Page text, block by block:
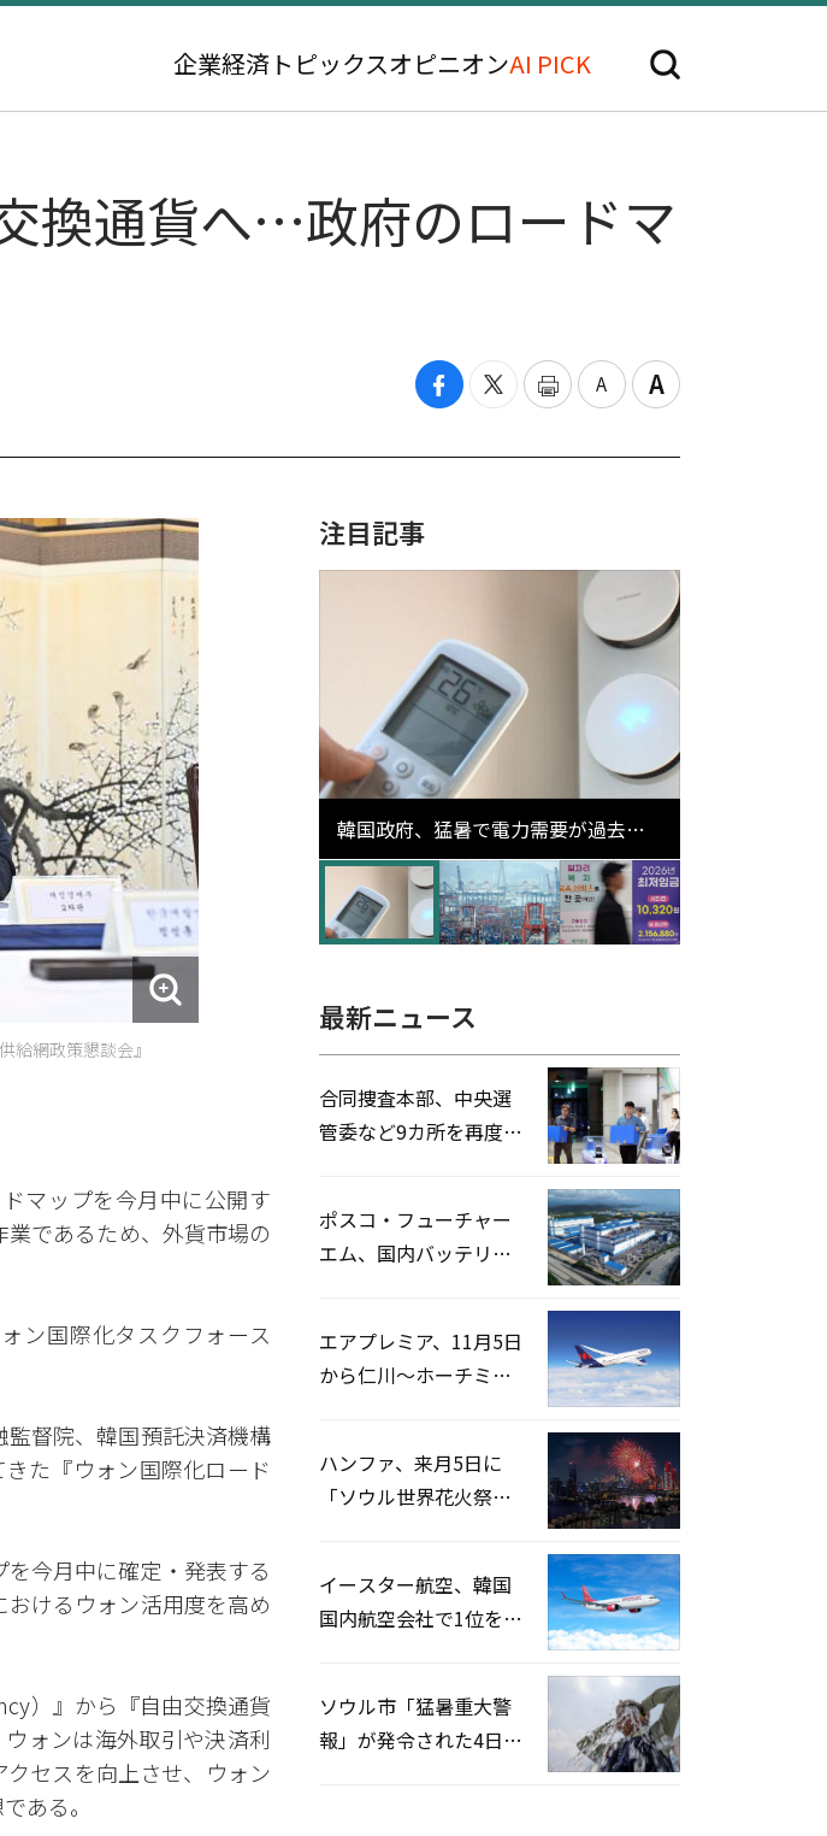
企業経済 トピックスオピニオンAI PICK
換通貨へ…政府のロードマ
給網政策懇談会』
マップを今月中に公開す
であるため、外貨市場の
ン国際化タスクフォース
督院、韓国預託決済機構
た『ウォン国際化ロード
今月中に確定・発表する
けるウォン活用度を高め
）』から『自由交換通貨
ォンは海外取引や決済利
セスを向上させ、ウォン
ある。
注目記事
韓国政府、猛暑で電力需要が過去最
高更新の可能性に需給対応体制を点
検
最新ニュース
合同捜査本部、中央選
管委など9カ所を再度家
ポスコ・フューチャー
エム、国内バッテリー
エアプレミア、11月5日
から仁川〜ホーチミン
ハンファ、来月5日に
「ソウル世界花火祭り
イースター航空、韓国
国内航空会社で1位を記
ソウル市「猛暑重大警
報」が発令された4日、